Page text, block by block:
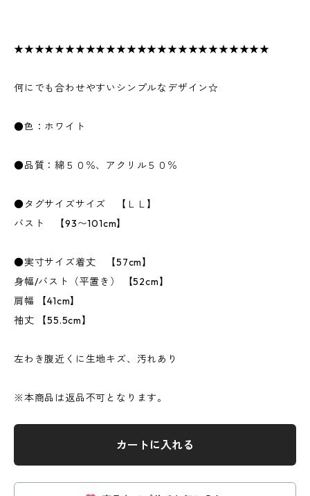
★★★★★★★★★★★★★★★★★★★★★★★★★
何にでも合わせやすいシンプルなデザイン☆
●色：ホワイト
●品質：綿５０％、アクリル５０％
●タグサイズサイズ 【ＬＬ】
バスト 【93〜101cm】
●実寸サイズ着丈 【57cm】
身幅/バスト（平置き） 【52cm】
肩幅 【41cm】
袖丈 【55.5cm】
左わき腹近くに生地キズ、汚れあり
※本商品は返品不可となります。
カートに入れる